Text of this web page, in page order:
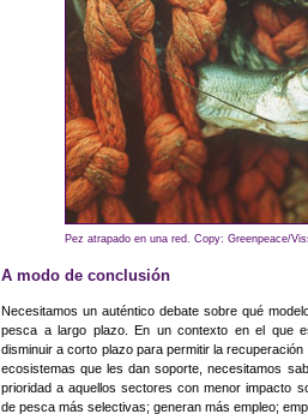
Pez atrapado en una red. Copy: Greenpeace/
A modo de conclusión
Necesitamos un auténtico debate sobre qué
pesca a largo plazo. En un contexto en el que
disminuir a corto plazo para permitir la
ecosistemas que les dan soporte, necesitamos
prioridad a aquellos sectores con menor impacto
de pesca más selectivas; generan más empleo;